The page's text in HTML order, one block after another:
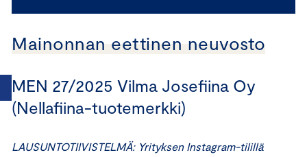
Mainonnan eettinen neuvosto
MEN 27/2025 Vilma Josefiina Oy
(Nellafiina-tuotemerkki)
LAUSUNTOTIIVISTELMÄ: Yrityksen Instagram-tilillä